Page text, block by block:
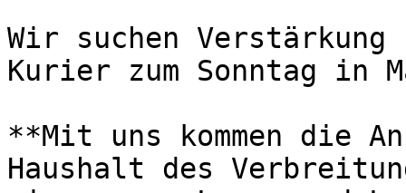
Wir suchen
Kurier zum Sonntag in
**Mit uns kommen die
Haushalt des